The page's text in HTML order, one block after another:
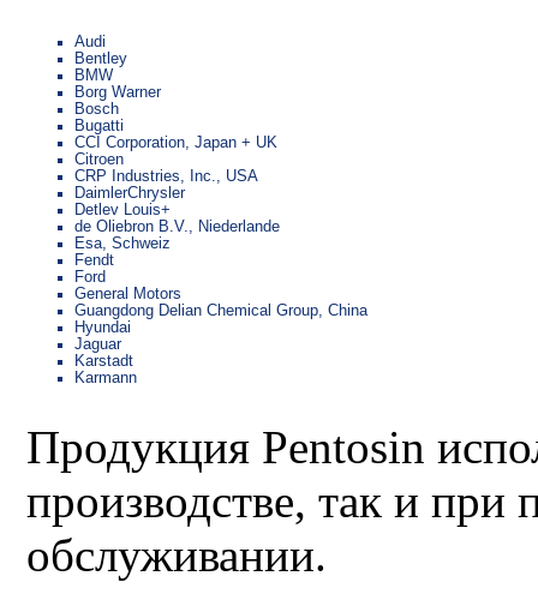
Audi
Bentley
BMW
Borg Warner
Bosch
Bugatti
CCI Corporation, Japan + UK
Citroen
CRP Industries, Inc., USA
DaimlerChrysler
Detlev Louis+
de Oliebron B.V., Niederlande
Esa, Schweiz
Fendt
Ford
General Motors
Guangdong Delian Chemical Group, China
Hyundai
Jaguar
Karstadt
Karmann
Продукция Pentosin
производстве, так и
обслуживании.